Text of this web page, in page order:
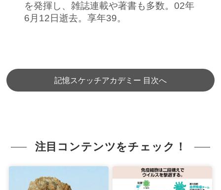
を発揮し、雑誌連載や著書も多数。02年
6月12日逝去。享年39。
記憶スケッチアカデミー 目次へ
注目コンテンツをチェック！